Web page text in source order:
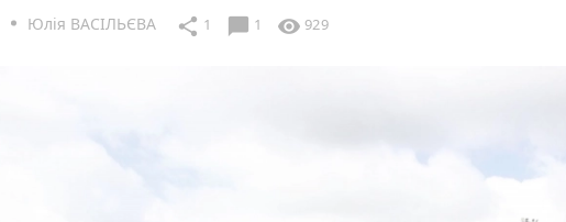
Юлія ВАСІЛЬЄВА share 1 chat_bubble 1 visibility 929